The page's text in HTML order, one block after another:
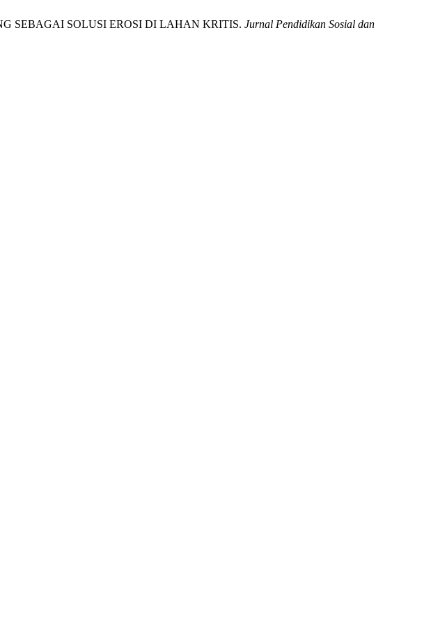
SEBAGAI SOLUSI EROSI DI LAHAN KRITIS. Jurnal Pendidikan Sosial dan